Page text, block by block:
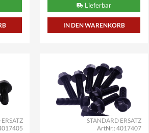
Lieferbar
ArtNr.: 4017407
STANDARD ERSATZ